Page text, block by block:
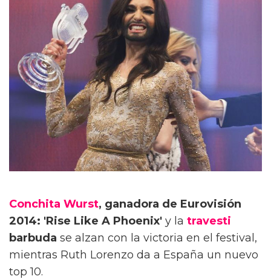
Conchita Wurst, ganadora de Eurovisión
2014: 'Rise Like A Phoenix' y la travesti
barbuda se alzan con la victoria en el festival,
mientras Ruth Lorenzo da a España un nuevo
top 10.